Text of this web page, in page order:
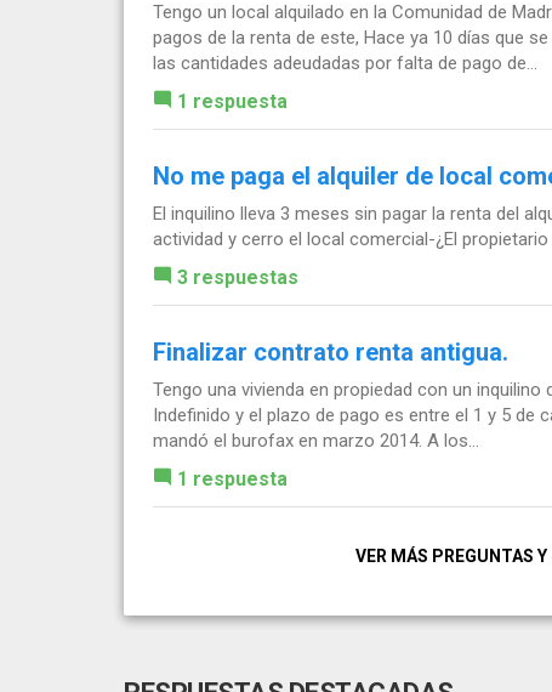
Tengo un local alquilado en la Comunidad de
pagos de la renta de este, Hace ya 10 días que
las cantidades adeudadas por falta de pago de...
1 respuesta
No me paga el alquiler de local
El inquilino lleva 3 meses sin pagar la renta del
actividad y cerro el local comercial-¿El
3 respuestas
Finalizar contrato renta antigua.
Tengo una vivienda en propiedad con un
Indefinido y el plazo de pago es entre el 1 y 5 de
mandó el burofax en marzo 2014. A los...
1 respuesta
VER MÁS PREGUNTAS